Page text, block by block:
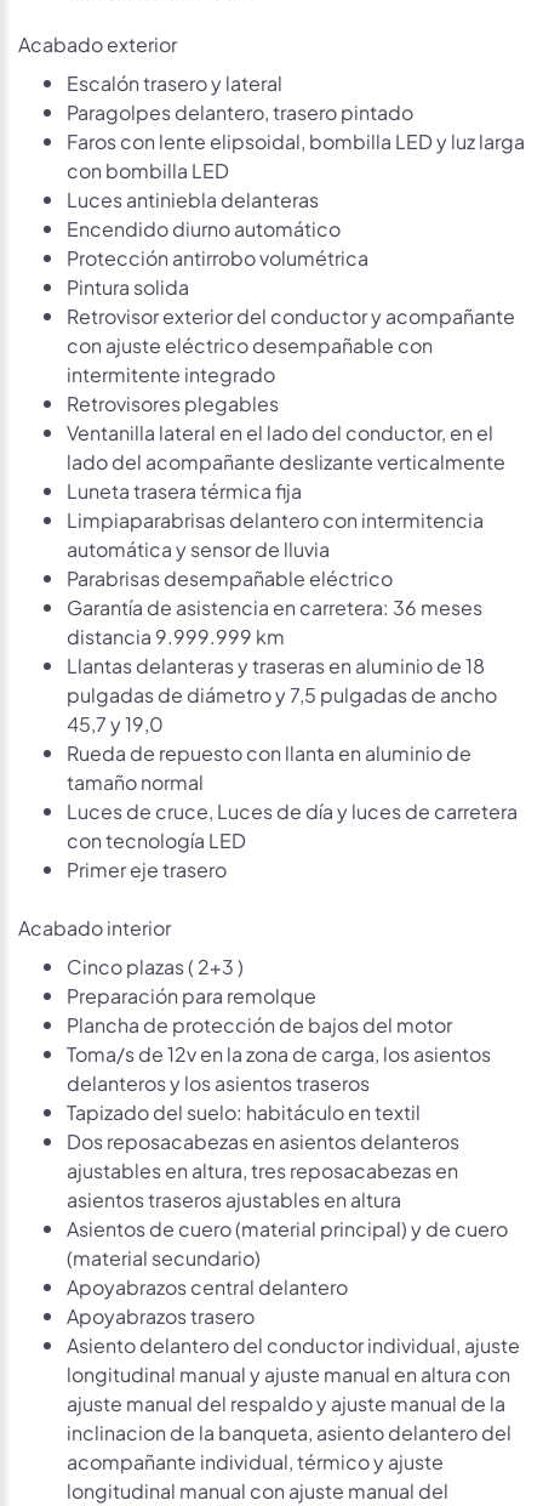
Acabado exterior
Escalón trasero y lateral
Paragolpes delantero, trasero pintado
Faros con lente elipsoidal, bombilla LED y luz larga
con bombilla LED
Luces antiniebla delanteras
Encendido diurno automático
Protección antirrobo volumétrica
Pintura solida
Retrovisor exterior del conductor y acompañante
con ajuste eléctrico desempañable con
intermitente integrado
Retrovisores plegables
Ventanilla lateral en el lado del conductor, en el
lado del acompañante deslizante verticalmente
Luneta trasera térmica fija
Limpiaparabrisas delantero con intermitencia
automática y sensor de lluvia
Parabrisas desempañable eléctrico
Garantía de asistencia en carretera: 36 meses
distancia 9.999.999 km
Llantas delanteras y traseras en aluminio de 18
pulgadas de diámetro y 7,5 pulgadas de ancho
45,7 y 19,0
Rueda de repuesto con llanta en aluminio de
tamaño normal
Luces de cruce, Luces de día y luces de carretera
con tecnología LED
Primer eje trasero
Acabado interior
Cinco plazas ( 2+3 )
Preparación para remolque
Plancha de protección de bajos del motor
Toma/s de 12v en la zona de carga, los asientos
delanteros y los asientos traseros
Tapizado del suelo: habitáculo en textil
Dos reposacabezas en asientos delanteros
ajustables en altura, tres reposacabezas en
asientos traseros ajustables en altura
Asientos de cuero (material principal) y de cuero
(material secundario)
Apoyabrazos central delantero
Apoyabrazos trasero
Asiento delantero del conductor individual, ajuste
longitudinal manual y ajuste manual en altura con
ajuste manual del respaldo y ajuste manual de la
inclinacion de la banqueta, asiento delantero del
acompañante individual, térmico y ajuste
longitudinal manual con ajuste manual del